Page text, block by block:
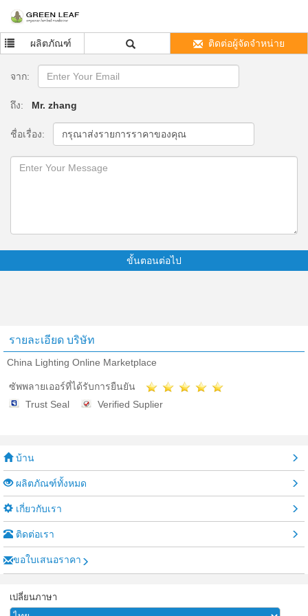
ผลิตภัณฑ์ ติดต่อผู้จัดจำหน่าย
จาก:
ถึง: Mr. zhang
ชื่อเรื่อง:
ขั้นตอนต่อไป
รายละเอียด บริษัท
China Lighting Online Marketplace
ซัพพลายเออร์ที่ได้รับการยืนยัน
Trust Seal
Verified Suplier
บ้าน
ผลิตภัณฑ์ทั้งหมด
เกี่ยวกับเรา
ติดต่อเรา
ขอใบเสนอราคา
เปลี่ยนภาษา